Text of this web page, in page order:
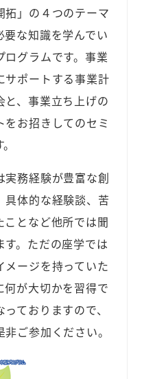
拓」の４つのテーマ
な知識を学んでい
グラムです。事業
サポートする事業計
、事業立ち上げの
お招きしてのセミ
実務経験が豊富な創
具体的な経験談、苦
となど他所では聞
。ただの座学では
ージを持っていた
が大切かを習得で
ておりますので、
ご参加ください。